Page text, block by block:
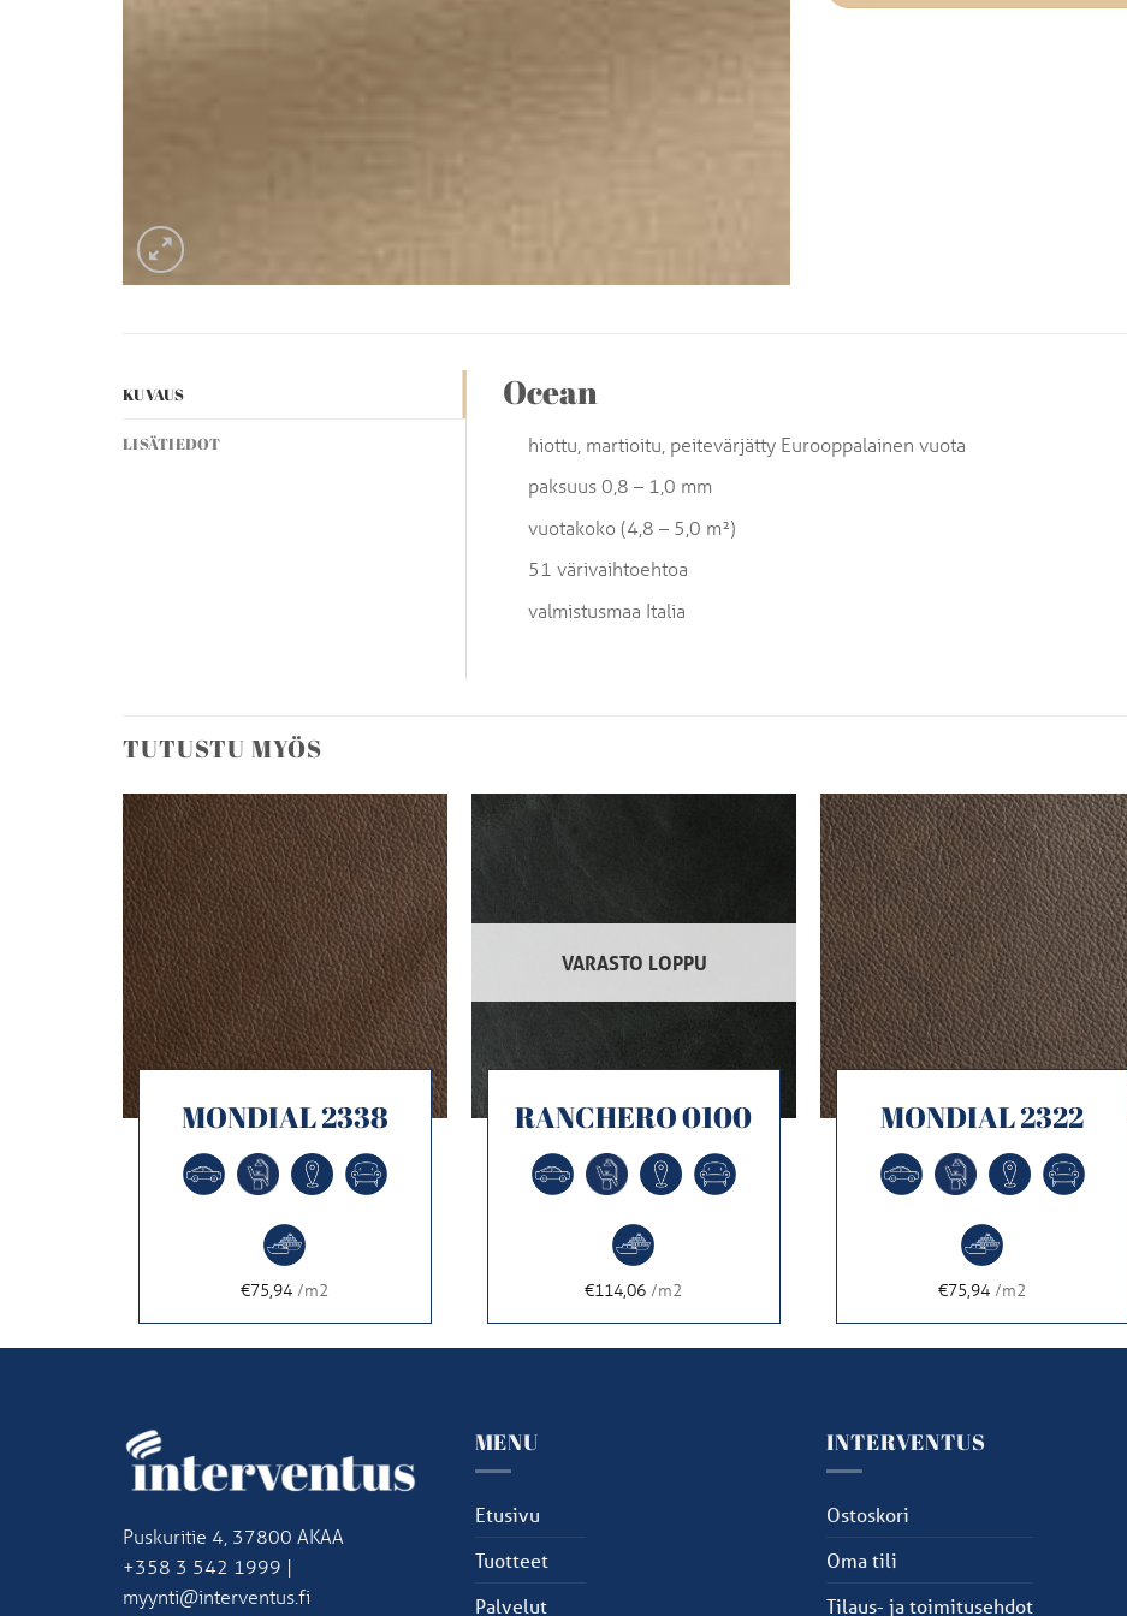
KUVAUS
LISÄTIEDOT
Ocean
hiottu, martioitu, peitevärjätty Eurooppalainen vuota
paksuus 0,8 – 1,0 mm
vuotakoko (4,8 – 5,0 m²)
51 värivaihtoehtoa
valmistusmaa Italia
TUTUSTU MYÖS
MONDIAL 2338
€75,94 /m2
VARASTO LOPPU
RANCHERO 0100
€114,06 /m2
MONDIAL 2322
€75,94 /m2
Puskuritie 4, 37800 AKAA
+358 3 542 1999 |
myynti@interventus.fi
MENU
Etusivu
Tuotteet
Palvelut
INTERVENTUS
Ostoskori
Oma tili
Tilaus- ja toimitusehdot